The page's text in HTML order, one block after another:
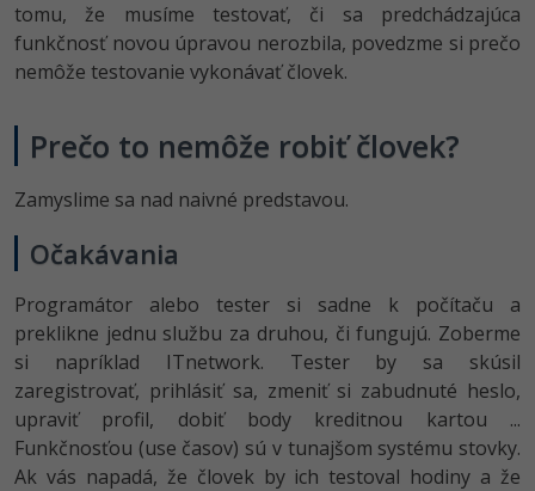
tomu, že musíme testovať, či sa predchádzajúca
funkčnosť novou úpravou nerozbila, povedzme si prečo
nemôže testovanie vykonávať človek.
Prečo to nemôže robiť človek?
Zamyslime sa nad naivné predstavou.
Očakávania
Programátor alebo tester si sadne k počítaču a
preklikne jednu službu za druhou, či fungujú. Zoberme
si napríklad ITnetwork. Tester by sa skúsil
zaregistrovať, prihlásiť sa, zmeniť si zabudnuté heslo,
upraviť profil, dobiť body kreditnou kartou ...
Funkčnosťou (use časov) sú v tunajšom systému stovky.
Ak vás napadá, že človek by ich testoval hodiny a že